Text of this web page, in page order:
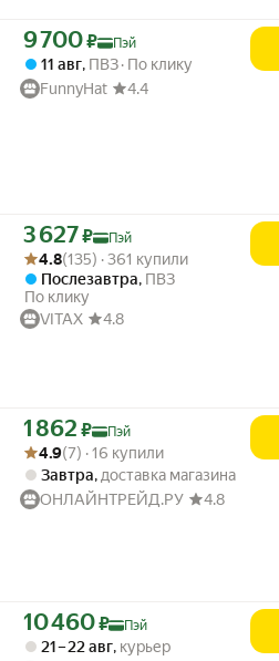
Цена с картой Яндекс Пэй 9700 ₽ вместо
9 700₽ Пэй
11 авг, ПВЗ По клику
FunnyHat
4.4
Цена с картой Яндекс Пэй 3627 ₽ вместо
3 627₽
Пэй
Рейтинг товара: 4.8 из 5
Оценок: (135) · 361 купили
4.8(135) · 361 купили
Послезавтра, ПВЗ
По клику
VITAX
4.8
Цена с картой Яндекс Пэй 1862 ₽ вместо
1 862 ₽
Пэй
Рейтинг товара: 4.9 из 5
Оценок: (7) · 16 купили
4.9(7) · 16 купили
Завтра, доставка магазина
ОНЛАЙНТРЕЙД.РУ
4.8
Цена с картой Яндекс Пэй 10460 ₽ вместо
10 460₽ Пэй
21 – 22 авг, курьер